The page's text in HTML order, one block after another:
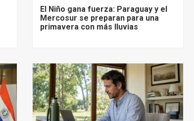
El Niño gana fuerza: Paraguay y el
Mercosur se preparan para una
primavera con más lluvias